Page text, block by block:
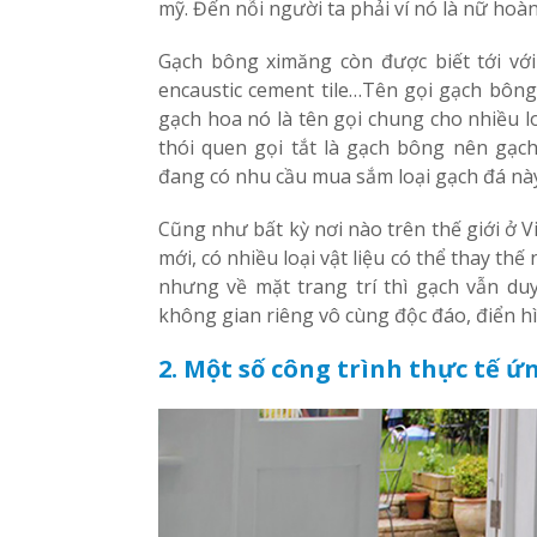
mỹ. Đến nỗi người ta phải ví nó là nữ
Gạch bông ximăng còn được biết tới
encaustic cement tile…Tên gọi gạch
gạch hoa nó là tên gọi chung cho nhiều
thói quen gọi tắt là gạch bông nên
đang có nhu cầu mua sắm loại gạch đá
Cũng như bất kỳ nơi nào trên thế giới ở
mới, có nhiều loại vật liệu có thể thay
nhưng về mặt trang trí thì gạch vẫn
không gian riêng vô cùng độc đáo, điển
2. Một số công trình thực tế